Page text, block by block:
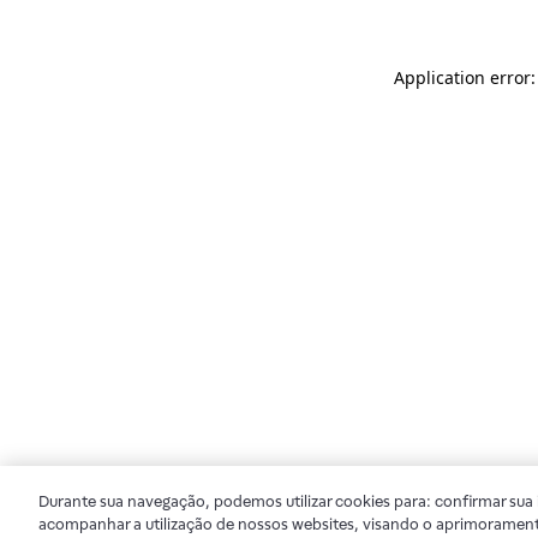
Application
Durante sua navegação, podemos utilizar cookies para: confirmar
acompanhar a utilização de nossos websites, visando o